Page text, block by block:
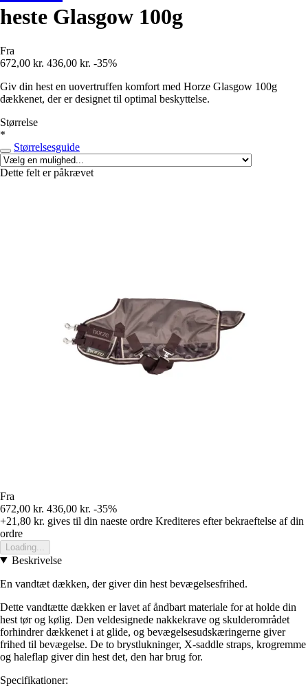
heste Glasgow 100g
Fra
672,00 kr. 436,00 kr. -35%
Giv din hest en uovertruffen komfort med Horze Glasgow 100g
dækkenet, der er designet til optimal beskyttelse.
Størrelse
*
Størrelsesguide
Dette felt er påkrævet
Fra
672,00 kr. 436,00 kr. -35%
+21,80 kr. gives til din naeste ordre Krediteres efter bekraeftelse af din
ordre
Loading...
Beskrivelse
En vandtæt dækken, der giver din hest bevægelsesfrihed.
Dette vandtætte dækken er lavet af åndbart materiale for at holde din
hest tør og kølig. Den veldesignede nakkekrave og skulderområdet
forhindrer dækkenet i at glide, og bevægelsesudskæringerne giver
frihed til bevægelse. De to brystlukninger, X-saddle straps, krogremme
og haleflap giver din hest det, den har brug for.
Specifikationer: